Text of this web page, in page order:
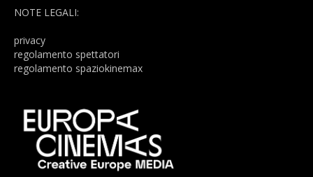
NOTE LEGALI:
privacy
regolamento spettatori
regolamento spaziokinemax